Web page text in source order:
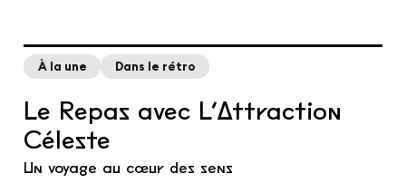
À la une Dans le rétro
Le Repas avec L’Attraction
Céleste
Un voyage au cœur des sens